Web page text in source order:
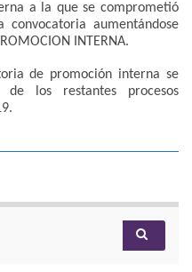
a la que se comprometió
aumentándose
INTERNA.
de promoción interna se
los restantes procesos